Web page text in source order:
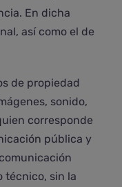
En dicha
así como el de
de propiedad
sonido,
corresponde
pública y
técnico, sin la